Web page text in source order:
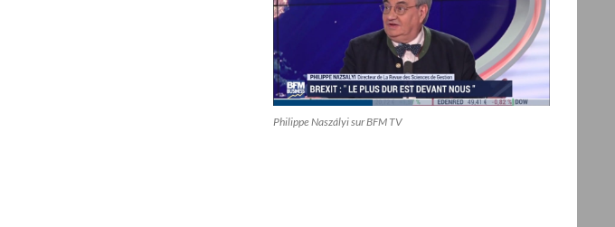
Philippe Naszályi sur BFM TV